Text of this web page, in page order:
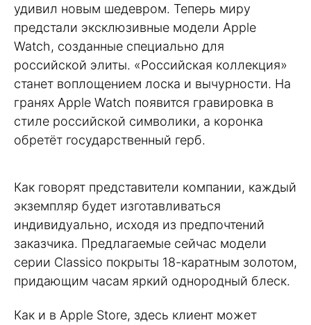
удивил новым шедевром. Теперь миру
предстали эксклюзивные модели Apple
Watch, созданные специально для
российской элиты. «Российская коллекция»
станет воплощением лоска и вычурности. На
гранях Apple Watch появится гравировка в
стиле российской символики, а коронка
обретёт государственный герб.
Как говорят представители компании, каждый
экземпляр будет изготавливаться
индивидуально, исходя из предпочтений
заказчика. Предлагаемые сейчас модели
серии Classico покрыты 18-каратным золотом,
придающим часам яркий однородный блеск.
Как и в Apple Store, здесь клиент может